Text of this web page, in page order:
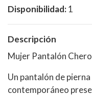
Disponibilidad:1
Descripción
Mujer Pantalón
Un pantalón de
contemporáneo